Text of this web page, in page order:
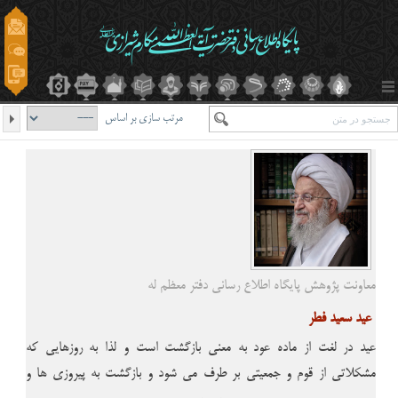
مرتب سازی بر اساس
معاونت پژوهش پایگاه اطلاع رسانی دفتر معظم له
عید سعید فطر
عید در لغت از ماده عود به معنى بازگشت است و لذا به روزهایى که
مشکلاتى از قوم و جمعیتى بر طرف مى شود و بازگشت به پیروزى ها و